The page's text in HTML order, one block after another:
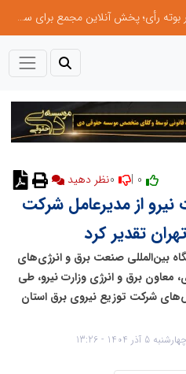
صورت‌های مالی سال ۱۴۰۴ کالبر در بوته رأی؛ پخش آنلاین مجمع برای سهامداران در سراسر کشور
نظر دهید
نیرو از مدیرعامل شرکت
تقدیر کرد
بین‌المللی صنعت برق و انرژی‌های
برق و انرژی وزارت نیرو، طی
شرکت توزیع نیروی برق استان
چهارشنبه 5 آذر 1404 - 13:26